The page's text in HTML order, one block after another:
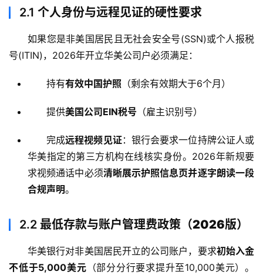
2.1 个人身份与远程见证的硬性要求
如果您是非美国居民且无社会安全号(SSN)或个人报税
号(ITIN)，2026年开立华美公司户必须满足：
持有有效中国护照 （剩余有效期大于6个月）
提供美国公司EIN税号 （雇主识别号）
完成远程视频见证：银行会要求一位持牌公证人或
华美指定的第三方机构在线核实身份。2026年新规要
求视频通话中必须清晰展示护照信息页并逐字朗读一段
合规声明。
2.2 最低存款与账户管理费政策（2026版）
华美银行对非美国居民开立的公司账户，要求初始入金
不低于5,000美元 （部分分行要求提升至10,000美元）。